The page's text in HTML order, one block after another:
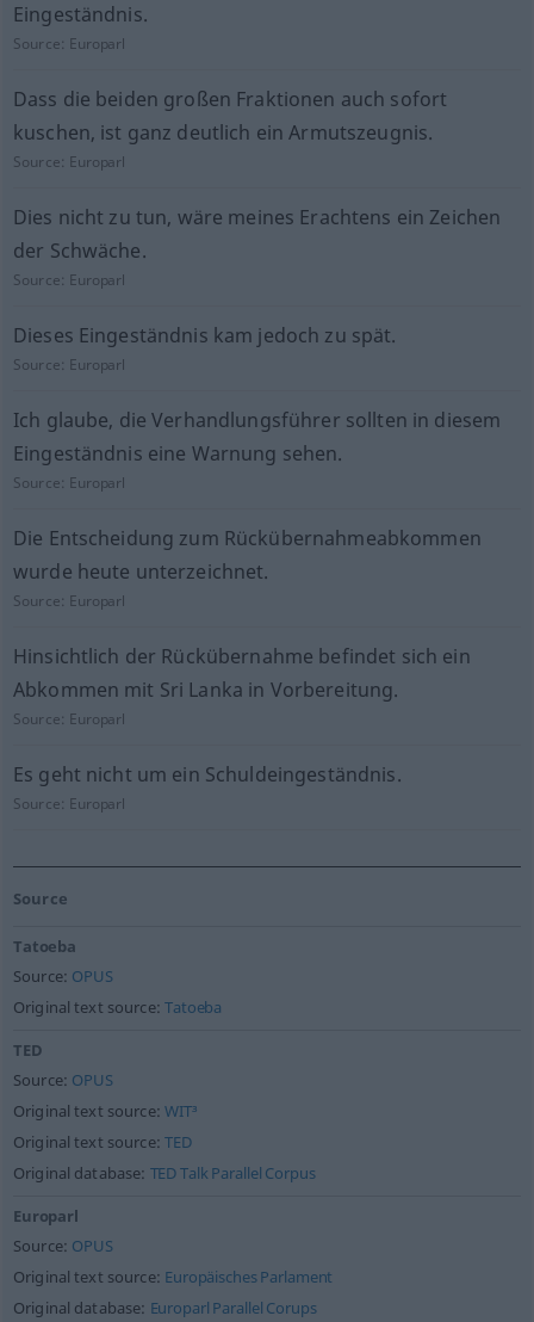
Eingeständnis.
Source: Europarl
Dass die beiden großen Fraktionen auch sofort
kuschen, ist ganz deutlich ein Armutszeugnis.
Source: Europarl
Dies nicht zu tun, wäre meines Erachtens ein Zeichen
der Schwäche.
Source: Europarl
Dieses Eingeständnis kam jedoch zu spät.
Source: Europarl
Ich glaube, die Verhandlungsführer sollten in diesem
Eingeständnis eine Warnung sehen.
Source: Europarl
Die Entscheidung zum Rückübernahmeabkommen
wurde heute unterzeichnet.
Source: Europarl
Hinsichtlich der Rückübernahme befindet sich ein
Abkommen mit Sri Lanka in Vorbereitung.
Source: Europarl
Es geht nicht um ein Schuldeingeständnis.
Source: Europarl
Source
Tatoeba
Source: OPUS
Original text source:Tatoeba
TED
Source: OPUS
Original text source:WIT³
Original text source:TED
Original database: TED Talk Parallel Corpus
Europarl
Source: OPUS
Original text source: Europäisches Parlament
Original database: Europarl Parallel Corups